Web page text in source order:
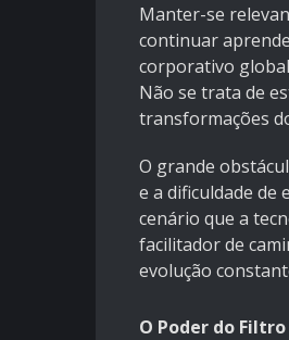
Manter-se
continuar
corporativo
Não se trata de
transformações
O grande
e a dificuldade de
cenário que a
facilitador de
evolução
O Poder do